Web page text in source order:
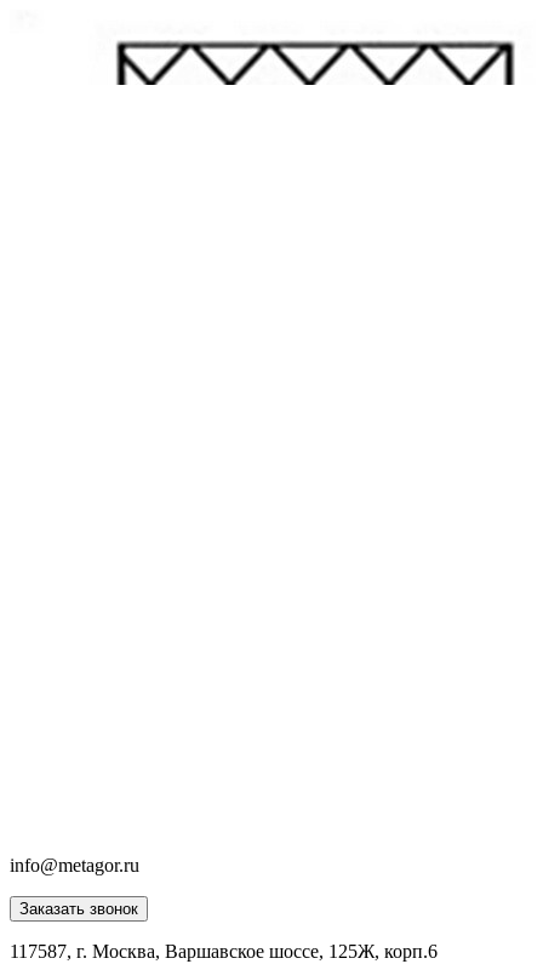
info@metagor.ru
Заказать звонок
117587, г. Москва, Варшавское шоссе, 125Ж, корп.6